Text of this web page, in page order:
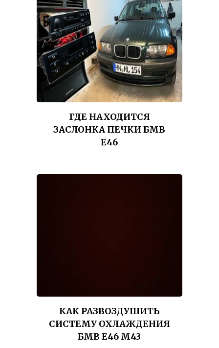
ГДЕ НАХОДИТСЯ
ЗАСЛОНКА ПЕЧКИ БМВ
Е46
КАК РАЗВОЗДУШИТЬ
СИСТЕМУ ОХЛАЖДЕНИЯ
БМВ Е46 М43